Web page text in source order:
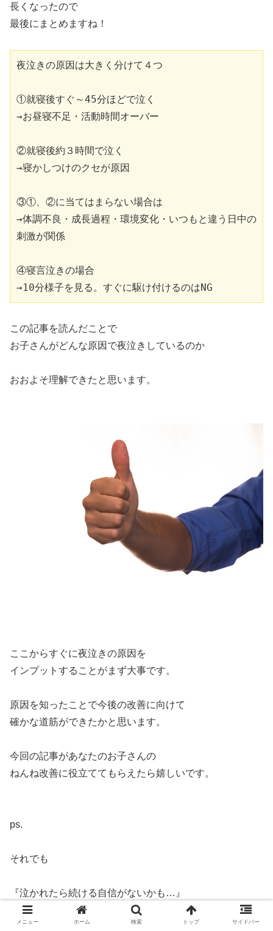
長くなったので
最後にまとめますね！
夜泣きの原因は大きく分けて４つ
①就寝後すぐ～45分ほどで泣く
→お昼寝不足・活動時間オーバー
②就寝後約３時間で泣く
→寝かしつけのクセが原因
③①、②に当てはまらない場合は
→体調不良・成長過程・環境変化・いつもと違う日中の
刺激が関係
④寝言泣きの場合
→10分様子を見る。すぐに駆け付けるのはNG
この記事を読んだことで
お子さんがどんな原因で夜泣きしているのか
おおよそ理解できたと思います。
ここからすぐに夜泣きの原因を
インプットすることがまず大事です。
原因を知ったことで今後の改善に向けて
確かな道筋ができたかと思います。
今回の記事があなたのお子さんの
ねんね改善に役立ててもらえたら嬉しいです。
ps.
それでも
『泣かれたら続ける自信がないかも…』
『相談しながら進めたい』
メニュー ホーム 検索 トップ サイドバー